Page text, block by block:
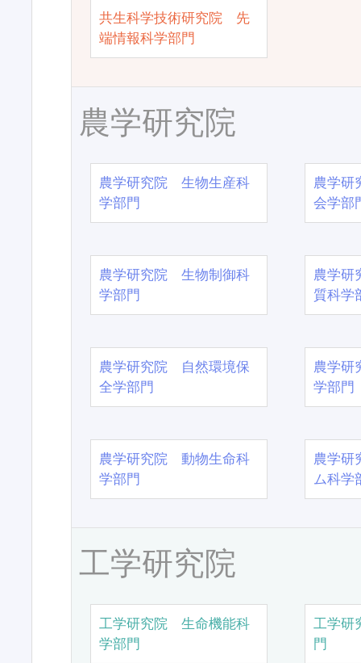
共生科学技術研究院 先
端情報科学部門
農学研究院
農学研究院 生物生産科
学部門
農学
会学部
農学研究院 生物制御科
学部門
農学
質科学
農学研究院 自然環境保
全学部門
農学
学部門
農学研究院 動物生命科
学部門
農学
ム科学
工学研究院
工学研究院 生命機能科
学部門
工学研
門